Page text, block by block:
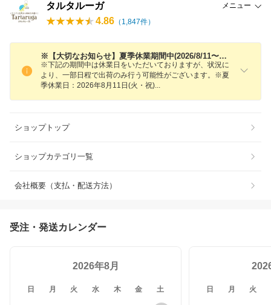
タルタルーガ メニュー
4.86 （ 1,847件）
※【大切なお知らせ】夏季休業期間中(2026/8/11〜2026/8/17)の配送について※
※下記の期間中は休業日をいただいておりますが、状況に
より、一部日程で出荷のみ行う可能性がございます。※夏
季休業日：2026年8月11日(火・祝)
ショップトップ
ショップカテゴリ一覧
会社概要（支払・配送方法）
受注・発送カレンダー
2026年8月
日 月 火 水 木 金 土 日 月 火